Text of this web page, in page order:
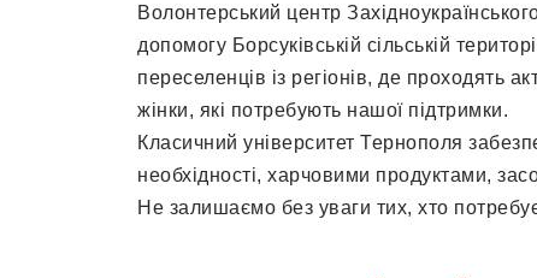
Волонтерський центр
допомогу Борсуківській сільській
переселенців із регіонів, де проходять
жінки, які потребують нашої підтримки.
Класичний університет Тернополя
необхідності, харчовими продуктами,
Не залишаємо без уваги тих, хто